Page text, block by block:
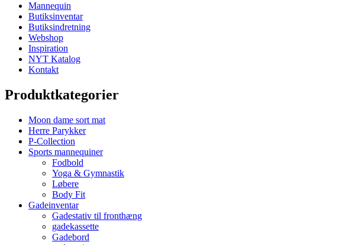
Mannequin
Butiksinventar
Butiksindretning
Webshop
Inspiration
NYT Katalog
Kontakt
Produktkategorier
Moon dame sort mat
Herre Parykker
P-Collection
Sports mannequiner
Fodbold
Yoga & Gymnastik
Løbere
Body Fit
Gadeinventar
Gadestativ til fronthæng
gadekassette
Gadebord